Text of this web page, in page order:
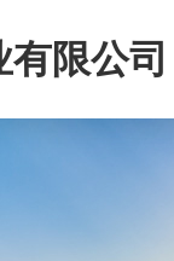
限公司